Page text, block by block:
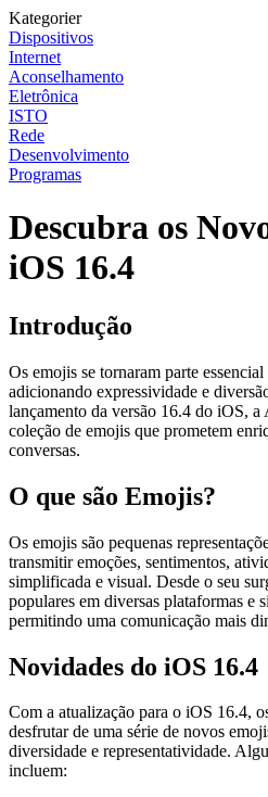
Kategorier
Dispositivos
Internet
Aconselhamento
Eletrônica
ISTO
Rede
Desenvolvimento
Programas
Descubra os
iOS 16.4
Introdução
Os emojis se tornaram parte
adicionando expressividade e
lançamento da versão 16.4 do iOS,
coleção de emojis que prometem
conversas.
O que são Emojis?
Os emojis são pequenas
transmitir emoções, sentimentos,
simplificada e visual. Desde o seu
populares em diversas plataformas e
permitindo uma comunicação mais
Novidades do iOS 16.4
Com a atualização para o iOS 16.4,
desfrutar de uma série de novos
diversidade e representatividade.
incluem: